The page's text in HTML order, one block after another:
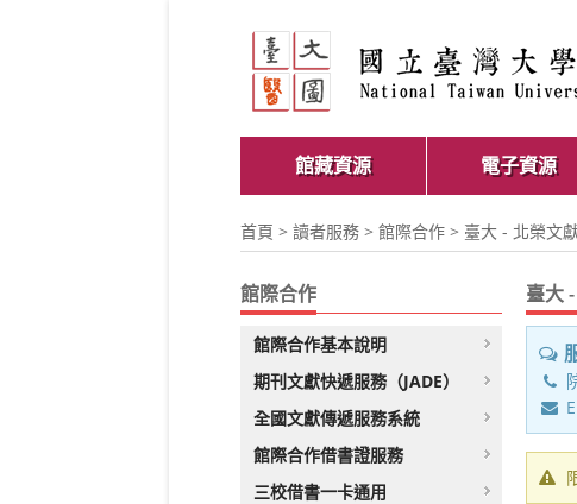
館藏資源 電子資源
首頁 > 讀者服務 > 館際合作 > 臺大 - 北榮文
館際合作
館際合作基本說明
期刊文獻快遞服務（JADE）
全國文獻傳遞服務系統
館際合作借書證服務
三校借書一卡通用
臺大